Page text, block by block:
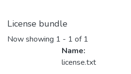
License bundle
Now showing 1 - 1 of 1
Name:
license.txt